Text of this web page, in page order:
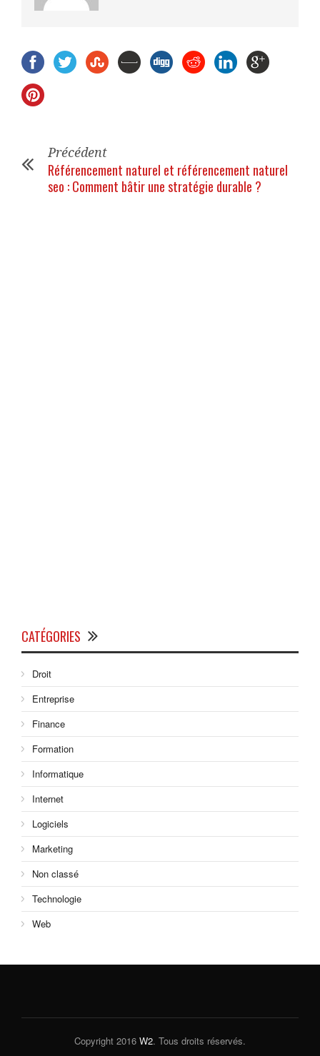
Précédent
Référencement naturel et référencement naturel
seo : Comment bâtir une stratégie durable ?
CATÉGORIES
Droit
Entreprise
Finance
Formation
Informatique
Internet
Logiciels
Marketing
Non classé
Technologie
Web
Copyright 2016 W2. Tous droits réservés.